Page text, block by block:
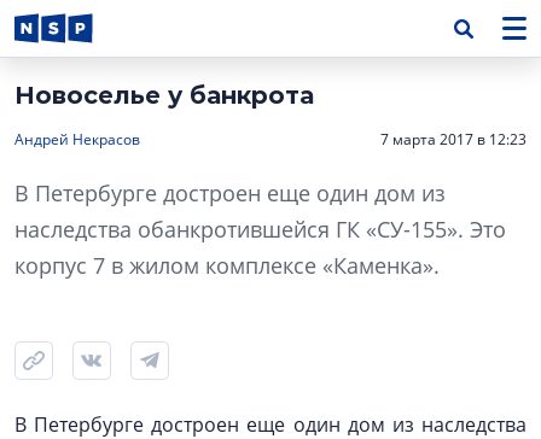
Новоселье у банкрота
Андрей Некрасов 7 марта 2017 в 12:23
В Петербурге достроен еще один дом из
наследства обанкротившейся ГК «СУ-155». Это
корпус 7 в жилом комплексе «Каменка».
В Петербурге достроен еще один дом из наследства